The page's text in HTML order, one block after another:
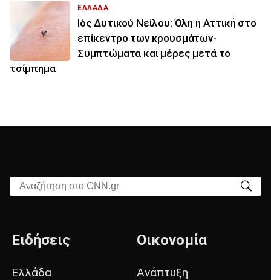
ΕΛΛΑΔΑ
Ιός Δυτικού Νείλου: Όλη η Αττική στο
επίκεντρο των κρουσμάτων-
Συμπτώματα και μέρες μετά το
τσίμπημα
Αναζήτηση στο CNN.gr
Ειδήσεις
Ελλάδα
Οικονομία
Ανάπτυξη